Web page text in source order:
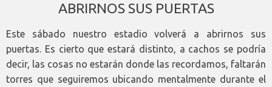
ABRIRNOS SUS PUERTAS
Este sábado nuestro estadio volverá a abrirnos sus
puertas. Es cierto que estará distinto, a cachos se podría
decir, las cosas no estarán donde las recordamos, faltarán
torres que seguiremos ubicando mentalmente durante el